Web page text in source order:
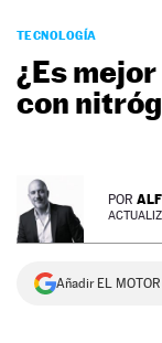
PODCAST
MOTOS
TECNOLOGÍA
PREMIOS
SERVICIOS
TECNOLOGÍA
¿Es
con
POR
Añadir EL